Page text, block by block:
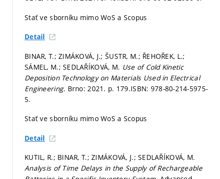
Stať ve sborníku mimo WoS a Scopus
Detail
BINAR, T.; ZIMÁKOVÁ, J.; ŠUSTR, M.; ŘEHOŘEK, L.;
SÁMEL, M.; SEDLAŘÍKOVÁ, M. Use of Cold Kinetic
Deposition Technology on Materials Used in Electrical
Engineering. Brno: 2021. p. 179.ISBN: 978-80-214-5975-
5.
Stať ve sborníku mimo WoS a Scopus
Detail
KUTIL, R.; BINAR, T.; ZIMÁKOVÁ, J.; SEDLAŘÍKOVÁ, M.
Analysis of Time Delays in the Supply of Rechargeable